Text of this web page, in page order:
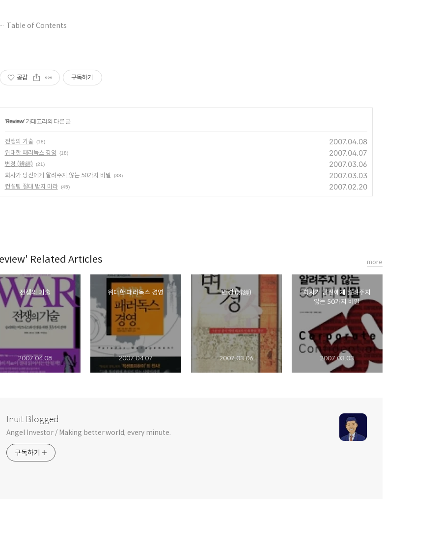
Table of Contents
공감 구독하기
'Review' 카테고리의 다른 글
전쟁의 기술 (18) 2007.04.08
위대한 패러독스 경영 (18) 2007.04.07
변경 (辨經) (21) 2007.03.06
회사가 당신에게 알려주지 않는 50가지 비밀 (38) 2007.03.03
컨설팅 절대 받지 마라 (45) 2007.02.20
Related Articles
전쟁의 기술
2007.04.08
위대한 패러독스 경영
2007.04.07
변경 (辨經)
2007.03.06
회사가 당신에게 알려주지
않는 50가지 비밀
2007.03.03
more
Inuit Blogged
Angel Investor / Making better world, every minute.
구독하기